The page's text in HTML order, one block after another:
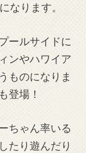
なります。
ールサイドに
ンやハワイア
ものになりま
登場！
ちゃん率いる
たり遊んだり